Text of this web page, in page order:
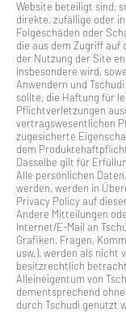
Website beteiligt sind,
direkte, zufällige oder
Folgeschäden oder
die aus dem Zugriff auf
der Nutzung der Site
Insbesondere wird,
Anwendern und
sollte, die Haftung für
Pflichtverletzungen
vertragswesentlichen
zugesicherte
dem
Dasselbe gilt für
Alle persönlichen
werden, werden in
Privacy Policy auf
Andere Mitteilungen
Internet/E-Mail an
Grafiken, Fragen,
usw.), werden als nicht
besitzrechtlich
Alleineigentum von
dementsprechend
durch Tschudi genutzt